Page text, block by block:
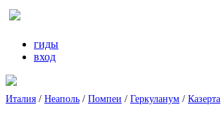
гиды
вход
Италия / Неаполь / Помпеи / Геркуланум / Казерта